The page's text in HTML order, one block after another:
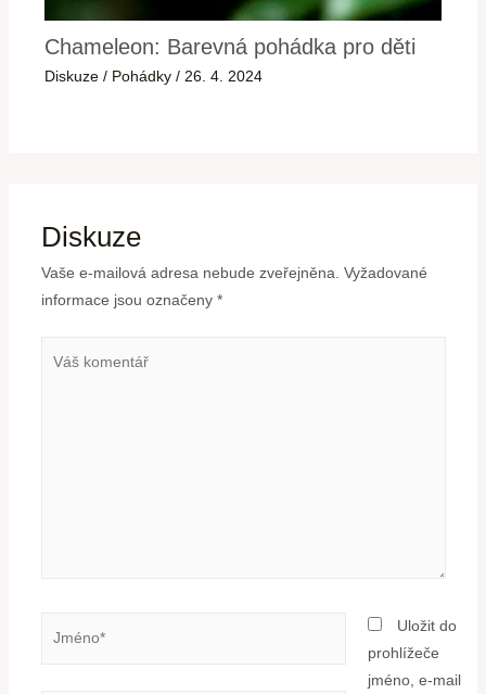
Chameleon: Barevná pohádka pro děti
Diskuze / Pohádky / 26. 4. 2024
Diskuze
Vaše e-mailová adresa nebude zveřejněna. Vyžadované
informace jsou označeny *
Uložit do
prohlížeče
jméno, e-mail